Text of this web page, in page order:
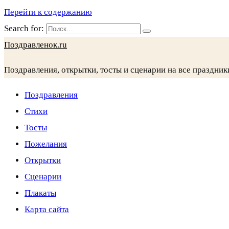
Перейти к содержанию
Search for:
Поздравленок.ru
Поздравления, открытки, тосты и сценарии на все
Поздравления
Стихи
Тосты
Пожелания
Открытки
Сценарии
Плакаты
Карта сайта